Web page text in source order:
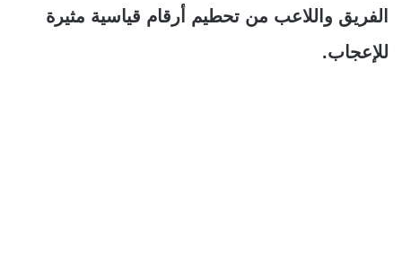
الفريق واللاعب من تحطيم أرقام قياسية مثيرة
للإعجاب.